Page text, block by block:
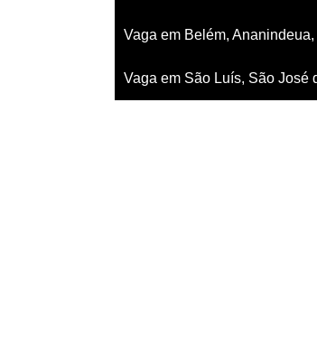
Vaga em Belém,
Vaga em São Luís, São José